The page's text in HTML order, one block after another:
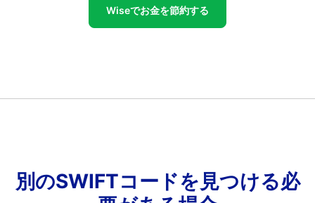
Wiseでお金を節約する
別のSWIFTコードを見つける必